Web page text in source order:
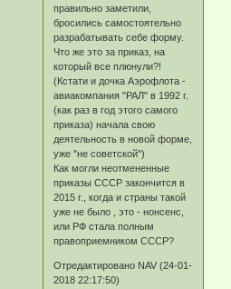
правильно заметили,
бросились самостоятельно
разрабатывать себе форму.
Что же это за приказ, на
который все плюнули?!
(Кстати и дочка Аэрофлота -
авиакомпания "РАЛ" в 1992 г.
(как раз в год этого самого
приказа) начала свою
деятельность в новой форме,
уже "не советской")
Как могли неотмененные
приказы СССР закончится в
2015 г., когда и страны такой
уже не было , это - нонсенс,
или РФ стала полным
правоприемником СССР?
Отредактировано NAV (24-01-
2018 22:17:50)